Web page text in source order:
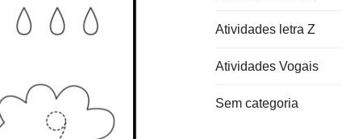
Atividades letra Z
Atividades Vogais
Sem categoria